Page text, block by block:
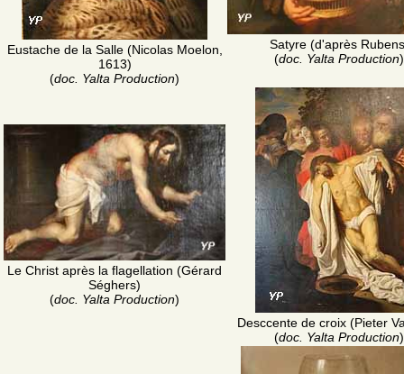
Eustache de la Salle (Nicolas Moelon,
1613)
(doc. Yalta Production)
Satyre (d'après
(doc. Yalta Production)
Le Christ après la flagellation (Gérard
Séghers)
(doc. Yalta Production)
Desccente de croix (Pieter
(doc. Yalta Production)